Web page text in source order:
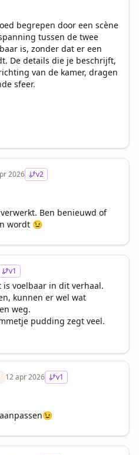
begrepen door een scène
tussen de twee
is, zonder dat er een
De details die je beschrijft,
van de kamer, dragen
sfeer.
2026 v2
Ben benieuwd of
wordt 😉
v1
voelbaar in dit verhaal.
kunnen er wel wat
weg.
pudding zegt veel.
12 apr 2026 v1